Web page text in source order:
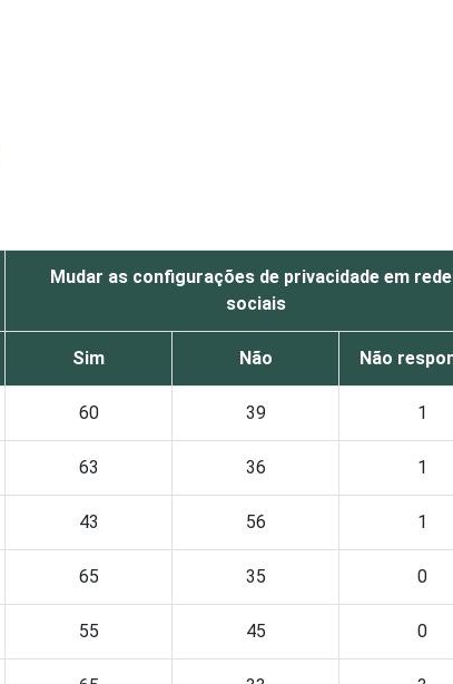
Mudar as configurações de privacidade em
sociais
Sim Não Não
60 39 1
63 36 1
43 56 1
65 35 0
55 45 0